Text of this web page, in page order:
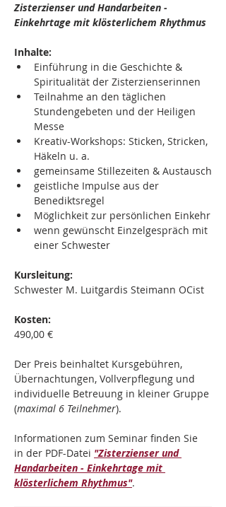
Zisterzienser und Handarbeiten -
Einkehrtage mit klösterlichem Rhythmus
Inhalte:
Einführung in die Geschichte &
Spiritualität der Zisterzienserinnen
Teilnahme an den täglichen
Stundengebeten und der Heiligen
Messe
Kreativ-Workshops: Sticken, Stricken,
Häkeln u. a.
gemeinsame Stillezeiten & Austausch
geistliche Impulse aus der
Benediktsregel
Möglichkeit zur persönlichen Einkehr
wenn gewünscht Einzelgespräch mit
einer Schwester
Kursleitung:
Schwester M. Luitgardis Steimann OCist
Kosten:
490,00 €
Der Preis beinhaltet Kursgebühren,
Übernachtungen, Vollverpflegung und
individuelle Betreuung in kleiner Gruppe
(maximal 6 Teilnehmer).
Informationen zum Seminar finden Sie
in der PDF-Datei "Zisterzienser und
Handarbeiten - Einkehrtage mit
klösterlichem Rhythmus".